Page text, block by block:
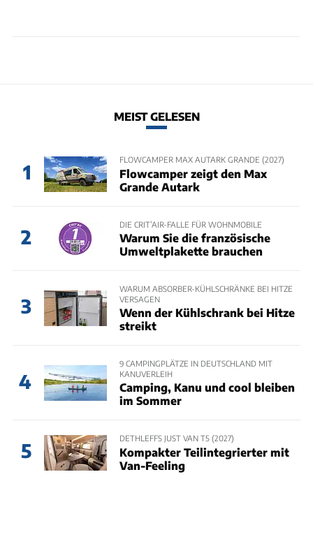
MEIST GELESEN
1
FLOWCAMPER MAX AUTARK GRANDE (2027)
Flowcamper zeigt den Max
Grande Autark
2
DIE CRIT’AIR-FALLE FÜR WOHNMOBILE
Warum Sie die französische
Umweltplakette brauchen
3
WARUM ABSORBER-KÜHLSCHRÄNKE BEI HITZE
VERSAGEN
Wenn der Kühlschrank bei Hitze
streikt
4
9 CAMPINGPLÄTZE IN DEUTSCHLAND MIT
KANUVERLEIH
Camping, Kanu und cool bleiben
im Sommer
5
DETHLEFFS JUST VAN T5 (2027)
Kompakter Teilintegrierter mit
Van-Feeling